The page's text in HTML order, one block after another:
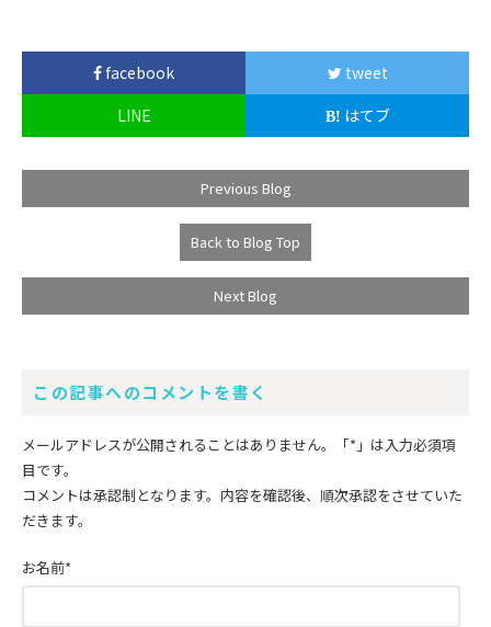
facebook
tweet
LINE
はてブ
Previous Blog
Back to Blog Top
Next Blog
この記事へのコメントを書く
メールアドレスが公開されることはありません。 「*」 は入力必須項
目です。
コメントは承認制となります。内容を確認後、順次承認をさせていた
だきます。
お名前*